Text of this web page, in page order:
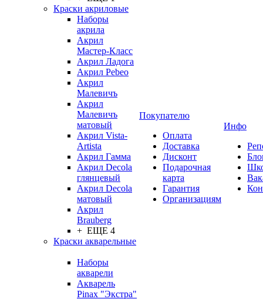
Краски акриловые
Наборы
акрила
Акрил
Мастер-Класс
Акрил Ладога
Акрил Pebeo
Акрил
Малевичъ
Акрил
Малевичъ
матовый
Акрил Vista-
Artista
Акрил Гамма
Акрил Decola
глянцевый
Акрил Decola
матовый
Акрил
Brauberg
+ ЕЩЕ 4
Краски акварельные
Наборы
акварели
Акварель
Pinax "Экстра"
Покупателю
Оплата
Доставка
Дисконт
Подарочная
карта
Гарантия
Организациям
Инфо